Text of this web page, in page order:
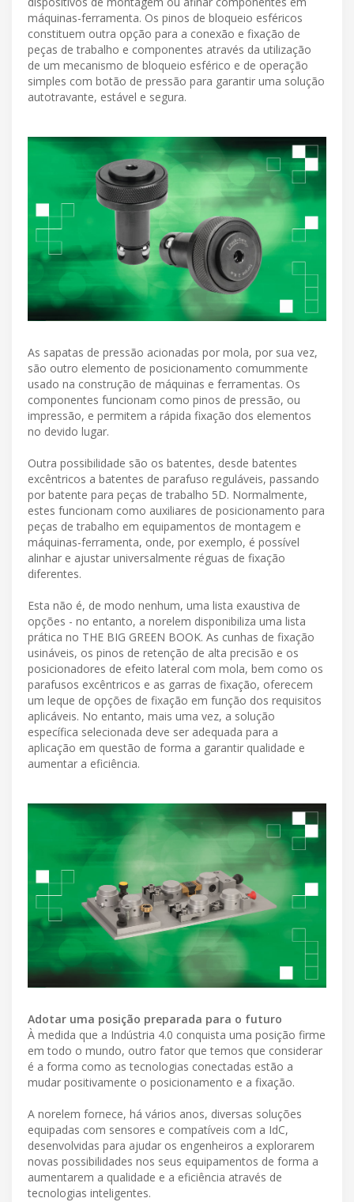
máquinas-ferramenta. Os pinos de bloqueio esféricos
constituem outra opção para a conexão e fixação de
peças de trabalho e componentes através da utilização
de um mecanismo de bloqueio esférico e de operação
simples com botão de pressão para garantir uma solução
autotravante, estável e segura.
As sapatas de pressão acionadas por mola, por sua vez,
são outro elemento de posicionamento comummente
usado na construção de máquinas e ferramentas. Os
componentes funcionam como pinos de pressão, ou
impressão, e permitem a rápida fixação dos elementos
no devido lugar.
Outra possibilidade são os batentes, desde batentes
excêntricos a batentes de parafuso reguláveis, passando
por batente para peças de trabalho 5D. Normalmente,
estes funcionam como auxiliares de posicionamento para
peças de trabalho em equipamentos de montagem e
máquinas-ferramenta, onde, por exemplo, é possível
alinhar e ajustar universalmente réguas de fixação
diferentes.
Esta não é, de modo nenhum, uma lista exaustiva de
opções - no entanto, a norelem disponibiliza uma lista
prática no THE BIG GREEN BOOK. As cunhas de fixação
usináveis, os pinos de retenção de alta precisão e os
posicionadores de efeito lateral com mola, bem como os
parafusos excêntricos e as garras de fixação, oferecem
um leque de opções de fixação em função dos requisitos
aplicáveis. No entanto, mais uma vez, a solução
específica selecionada deve ser adequada para a
aplicação em questão de forma a garantir qualidade e
aumentar a eficiência.
Adotar uma posição preparada para o futuro
À medida que a Indústria 4.0 conquista uma posição firme
em todo o mundo, outro fator que temos que considerar
é a forma como as tecnologias conectadas estão a
mudar positivamente o posicionamento e a fixação.
A norelem fornece, há vários anos, diversas soluções
equipadas com sensores e compatíveis com a IdC,
desenvolvidas para ajudar os engenheiros a explorarem
novas possibilidades nos seus equipamentos de forma a
aumentarem a qualidade e a eficiência através de
tecnologias inteligentes.